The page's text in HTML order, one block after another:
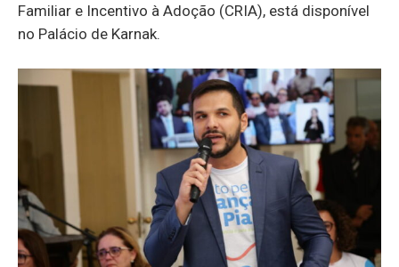
Familiar e Incentivo à Adoção (CRIA), está disponível
no Palácio de Karnak.